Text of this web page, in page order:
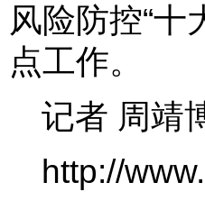
风险防控“
点工作。
记者 周靖
http://